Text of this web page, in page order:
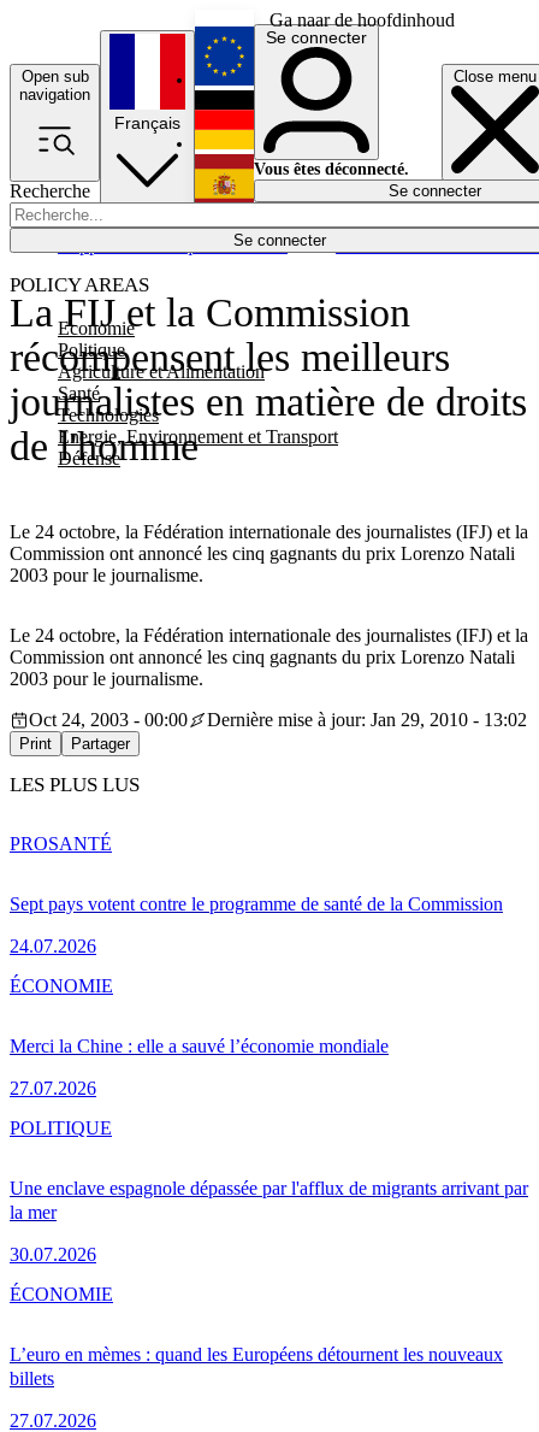
Ga naar de hoofdinhoud
Open sub
navigation
Close menu
Recherche
Se connecter
POLICY AREAS
Economie
Politique
Agriculture et Alimentation
Santé
Technologies
Energie, Environnement et Transport
Défense
Économie
Français
English
Deutsch
Español
Se connecter
Vous êtes déconnecté.
Se connecter
La FIJ et la Commission
récompensent les meilleurs
journalistes en matière de droits
de l'homme
Le 24 octobre, la Fédération internationale des journalistes (IFJ) et la
Commission ont annoncé les cinq gagnants du prix Lorenzo Natali
2003 pour le journalisme.
Le 24 octobre, la Fédération internationale des journalistes (IFJ) et la
Commission ont annoncé les cinq gagnants du prix Lorenzo Natali
2003 pour le journalisme.
Oct 24, 2003 - 00:00
Dernière mise à jour: Jan 29, 2010 - 13:02
Print Partager
LES PLUS LUS
Sept pays votent contre le programme de santé de la Commission
24.07.2026
PROSANTÉ
Merci la Chine : elle a sauvé l’économie mondiale
27.07.2026
ÉCONOMIE
Une enclave espagnole dépassée par l'afflux de migrants arrivant par
la mer
30.07.2026
POLITIQUE
L’euro en mèmes : quand les Européens détournent les nouveaux
billets
27.07.2026
ÉCONOMIE